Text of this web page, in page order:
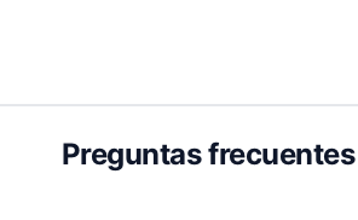
Preguntas frecuentes